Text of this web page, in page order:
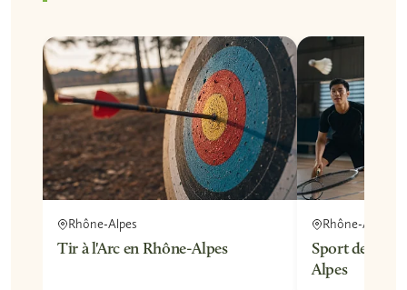
Rhône-Alpes
Tir à l'Arc en Rhône-Alpes
Rhône-Alpes
Sport de
Alpes